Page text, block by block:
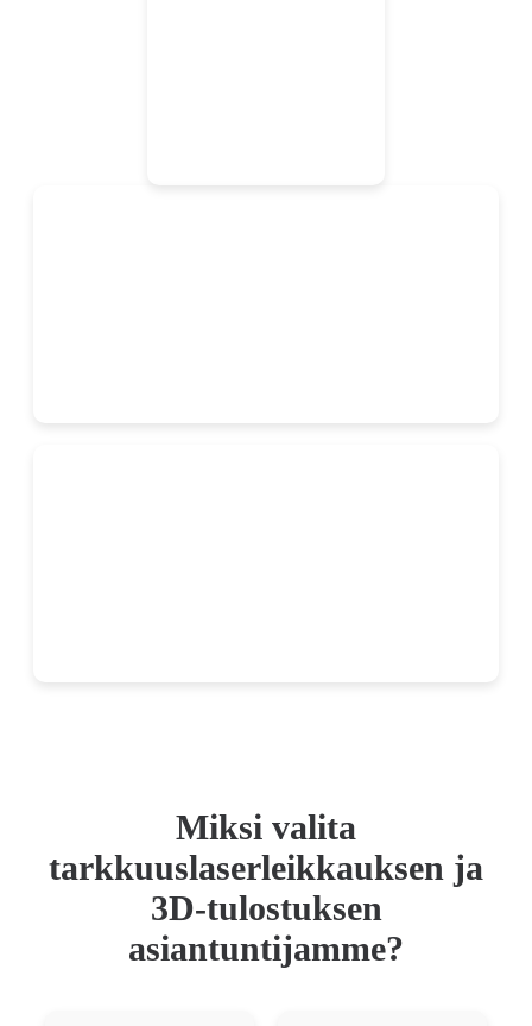
Miksi valita
tarkkuuslaserleikkauksen ja
3D-tulostuksen
asiantuntijamme?